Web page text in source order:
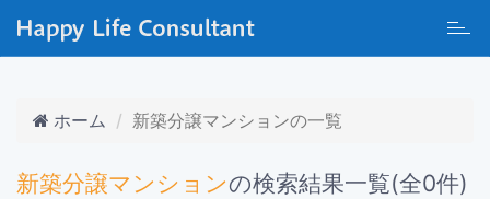
ホーム 新築分譲マンションの一覧
新築分譲マンションの検索結果一覧(全0件)